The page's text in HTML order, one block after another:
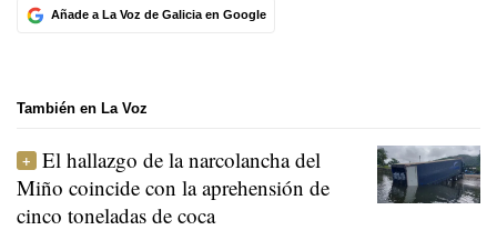
Añade a La Voz de Galicia en Google
También en La Voz
El hallazgo de la narcolancha del
Miño coincide con la aprehensión de
cinco toneladas de coca